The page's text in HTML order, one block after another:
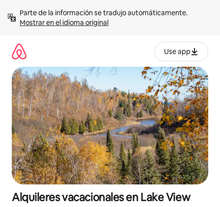
contenidoMostrar en el idioma original
Use app
Alquileres vacacionales en Lake View